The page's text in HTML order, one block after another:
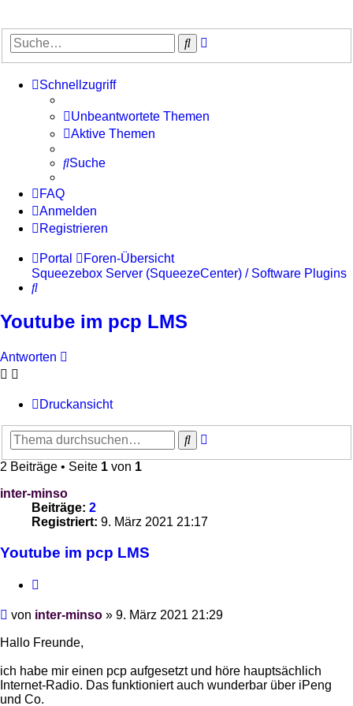
Suche
Schnellzugriff
Unbeantwortete Themen
Aktive Themen
Suche
FAQ
Anmelden
Registrieren
Portal
Foren-Übersicht
Squeezebox Server (SqueezeCenter) / Software Plugins
Suche
Youtube im pcp LMS
Antworten
Druckansicht
Suche
2 Beiträge • Seite 1 von 1
inter-minso
Beiträge: 2
Registriert: 9. März 2021 21:17
Youtube im pcp LMS
Beitrag
von inter-minso » 9. März 2021 21:29
Hallo Freunde,
ich habe mir einen pcp aufgesetzt und höre hauptsächlich
Internet-Radio. Das funktioniert auch wunderbar über iPeng
und Co.